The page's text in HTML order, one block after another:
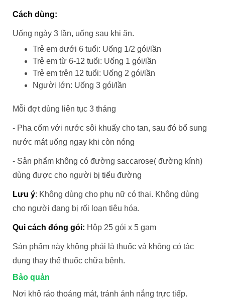
Cách dùng:
Uống ngày 3 lần, uống sau khi ăn.
Trẻ em dưới 6 tuổi: Uống 1/2 gói/lần
Trẻ em từ 6-12 tuổi: Uống 1 gói/lần
Trẻ em trên 12 tuổi: Uống 2 gói/lần
Người lớn: Uống 3 gói/lần
Mỗi đợt dùng liên tục 3 tháng
- Pha cốm với nước sôi khuấy cho tan, sau đó bổ sung
nước mát uống ngay khi còn nóng
- Sản phẩm không có đường saccarose( đường kính)
dùng được cho người bị tiểu đường
Lưu ý: Không dùng cho phụ nữ có thai. Không dùng
cho người đang bị rối loạn tiêu hóa.
Qui cách đóng gói: Hộp 25 gói x 5 gam
Sản phẩm này không phải là thuốc và không có tác
dụng thay thế thuốc chữa bệnh.
Bảo quản
Nơi khô ráo thoáng mát, tránh ánh nắng trực tiếp.